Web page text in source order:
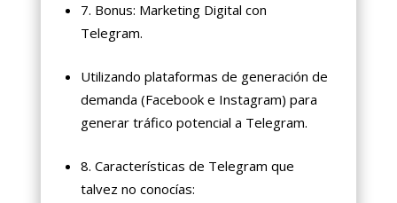
7. Bonus: Marketing Digital con
Telegram.
Utilizando plataformas de generación de
demanda (Facebook e Instagram) para
generar tráfico potencial a Telegram.
8. Características de Telegram que
talvez no conocías: